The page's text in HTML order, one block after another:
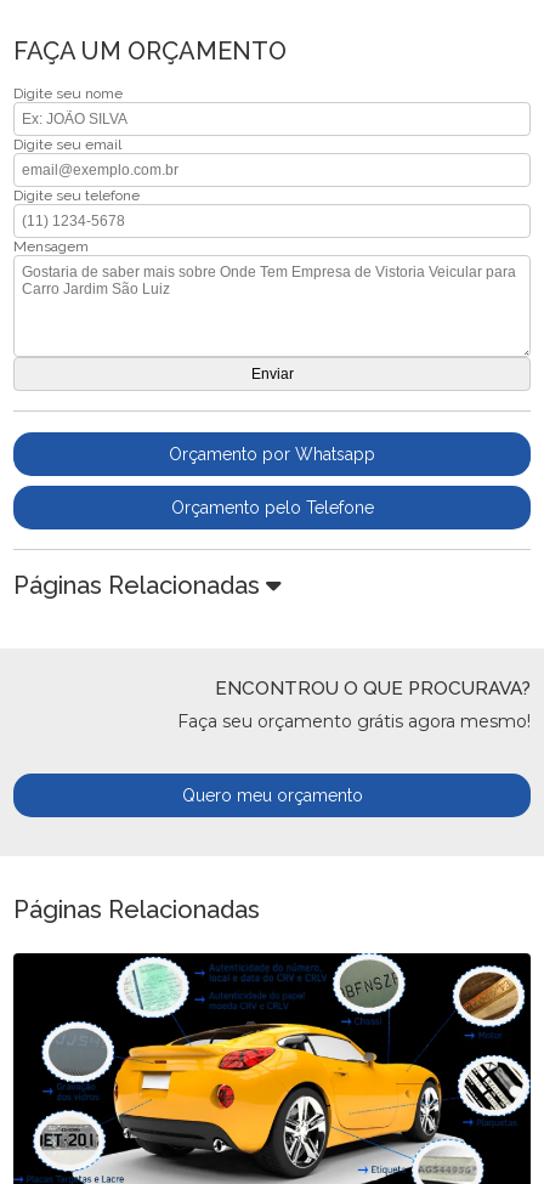
FAÇA UM ORÇAMENTO
Digite seu nome
Digite seu email
Digite seu telefone
Mensagem
Orçamento por Whatsapp
Orçamento pelo Telefone
Páginas Relacionadas
ENCONTROU O QUE PROCURAVA?
Faça seu orçamento grátis agora mesmo!
Quero meu orçamento
Páginas Relacionadas